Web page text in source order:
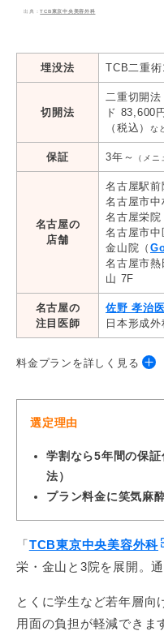
TCB東京中央美容外科
埋没法 TCB二重術
切開法
二重切開
ド 83,600円
（税込）
な
保証 3年～ （メ
名古屋の
店舗
名古屋駅前
名古屋市
名古屋栄院
名古屋市
金山院（
名古屋市
山 7F
名古屋の
注目医師
佐野 孝治
日本形成
料金プランを詳しく見る
プラン
青春二重術（2点留め）
TCB二重術3点留め*
TCB式1dayクイックアイ*
*全て笑気麻酔サービス（施術時の1回の
選定理由
学割なら5年間の保
法）
プラン料金に笑気麻
「TCB東京中央美容外科
栄・金山と3院を展開。
とくに学生など若年層向
用面の負担が軽減できま